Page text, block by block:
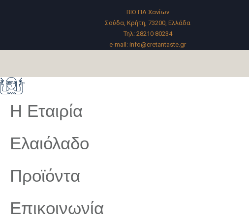
ΒΙΟ.ΠΑ Χανίων
Σούδα, Κρήτη, 73200, Ελλάδα
Τηλ: 28210 80234
e-mail: info@cretantaste.gr
Η Εταιρία
Ελαιόλαδο
Προϊόντα
Επικοινωνία